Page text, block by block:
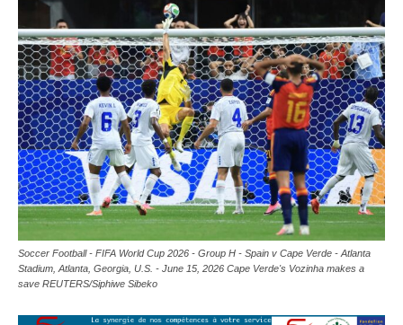
Soccer Football - FIFA World Cup 2026 - Group H - Spain v Cape Verde - Atlanta
Stadium, Atlanta, Georgia, U.S. - June 15, 2026 Cape Verde's Vozinha makes a
save REUTERS/Siphiwe Sibeko